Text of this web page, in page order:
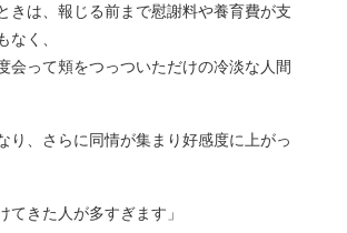
きは、報じる前まで慰謝料や養育費が支
なく、
会って頬をつっついただけの冷淡な人間
り、さらに同情が集まり好感度に上がっ
てきた人が多すぎます」